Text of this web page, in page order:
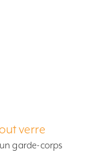
verre
garde-corps